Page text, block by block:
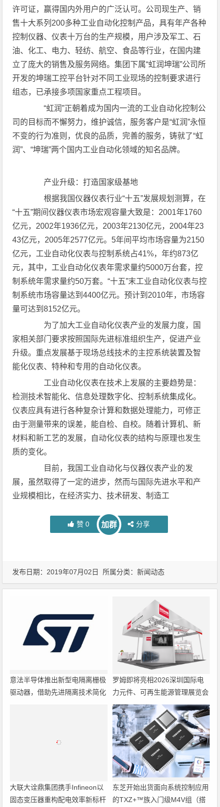
许可证，赢得国内外用户的广泛认可。公司现生产、销
售十大系列200多种工业自动化控制产品，具有年产各种
控制仪器、仪表十万台的生产规模，用户涉及军工、石
油、化工、电力、轻纺、航空、食品等行业，在国内建
立了庞大的销售及服务网络。集团下属“虹润坤瑞”公司所
开发的坤瑞工控平台针对不同工业现场的控制要求进行
组态，已承接多项国家重点工程项目。
“虹润”正朝着成为国内一流的工业自动化控制公
司的目标而不懈努力，维护诚信，服务客户是“虹润”永恒
不变的行为准则，优良的品质，完善的服务，铸就了“虹
润”、“坤瑞”两个国内工业自动化领域的知名品牌。
产业升级：打造国家级基地
根据我国仪器仪表行业“十五”发展规划测算，在
“十五”期间仪器仪表市场宏观容量大致是：2001年1760
亿元，2002年1936亿元，2003年2130亿元，2004年23
43亿元，2005年2577亿元。5年间平均市场容量为2150
亿元，工业自动化仪表与控制系统占41%，年约873亿
元，其中，工业自动化仪表年需求量约5000万台套，控
制系统年需求量约50万套。“十五”末工业自动化仪表与控
制系统市场容量达到4400亿元。预计到2010年，市场容
量可达到8152亿元。
为了加大工业自动化仪表产业的发展力度，国
家相关部门要求按照国际先进标准组织生产，促进产业
升级。重点发展基于现场总线技术的主控系统装置及智
能化仪表、特种和专用的自动化仪表。
工业自动化仪表在技术上发展的主要趋势是：
检测技术智能化、信息处理数字化、控制系统集成化。
仪表应具有进行各种复杂计算和数据处理能力，可修正
由于测量带来的误差，能自检、自校。随着计算机、新
材料和新工艺的发展，自动化仪表的结构与原理也发生
质的变化。
目前，我国工业自动化与仪器仪表产业的发
展，虽然取得了一定的进步，然而与国际先进水平和产
业规模相比，在经济实力、技术研发、制造工
赞 0 加群 分享
发布日期：2019年07月02日 所属分类：新闻动态
意法半导体推出新型电隔离栅极
驱动器，借助先进隔离技术简化
罗姆即将亮相2026深圳国际电
力元件、可再生能源管理展览会
暨研讨会
大联大诠鼎集团携手Infineon以
固态变压器重构配电效率新标杆
东芝开始出货面向系统控制应用
的TXZ+™族入门级M4V组（搭